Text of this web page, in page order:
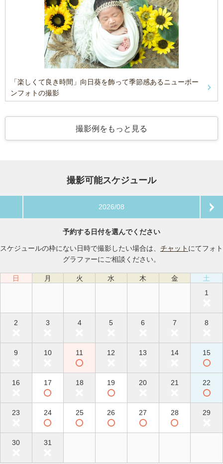
「楽しくて良き時間」向日葵を飾って季節感あるニューボー
ンフォトの撮影
撮影例をもっと見る
撮影可能スケジュール
2026/08
予約する日付を選んでください
スケジュールの枠にない日時で撮影したい場合は、 チャット にてフォト
グラファーにご相談ください。
日 月 火 水 木 金
土
1
2 3 4 5 6 7 8
9 10 11 12 13 14 15
16 17 18 19 20 21 22
23 24 25 26 27 28 29
30 31